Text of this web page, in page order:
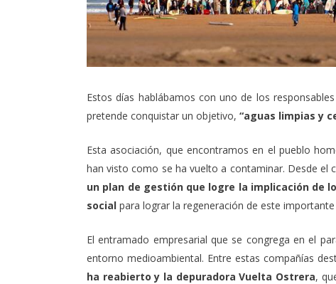
Estos días hablábamos con uno de los
pretende conquistar un objetivo, “aguas limpias y
Esta asociación, que encontramos en el pueblo
han visto como se ha vuelto a contaminar. Desde el
un plan de gestión que logre la implicación
social para lograr la regeneración de este importante
El entramado empresarial que se congrega en el
entorno medioambiental. Entre estas compañías
ha reabierto y la depuradora Vuelta Ostrera,